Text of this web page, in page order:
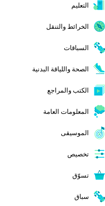
التعليم
الخرائط والتنقل
السباقات
الصحة واللياقة البدنية
الكتب والمراجع
المعلومات العامة
الموسيقى
تخصيص
تسوّق
سباق